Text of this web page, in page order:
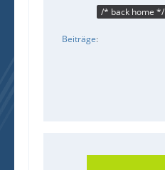
/* back home */
Beiträge